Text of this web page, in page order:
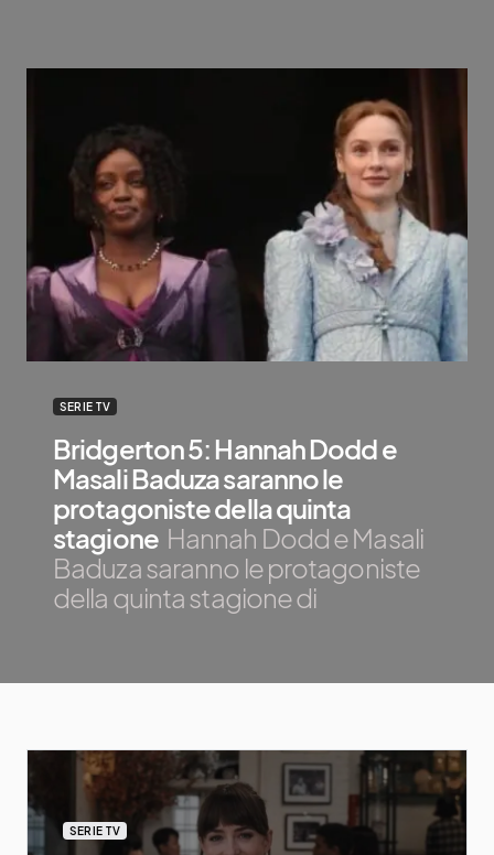
SERIE TV
Bridgerton 5: Hannah Dodd e
Masali Baduza saranno le
protagoniste della quinta
stagione Hannah Dodd e Masali
Baduza saranno le protagoniste
della quinta stagione di
SERIE TV